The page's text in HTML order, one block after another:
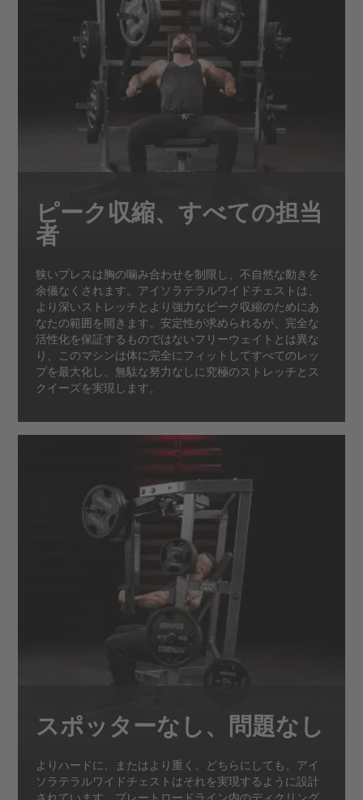
ピーク収縮、すべての担当
者
狭いプレスは胸の噛み合わせを制限し、不自然な動きを
余儀なくされます。アイソラテラルワイドチェストは、
より深いストレッチとより強力なピーク収縮のためにあ
なたの範囲を開きます。安定性が求められるが、完全な
活性化を保証するものではないフリーウェイトとは異な
り、このマシンは体に完全にフィットしてすべてのレッ
プを最大化し、無駄な努力なしに究極のストレッチとス
クイーズを実現します。
スポッターなし、問題なし
よりハードに、またはより重く、どちらにしても、アイ
ソラテラルワイドチェストはそれを実現するように設計